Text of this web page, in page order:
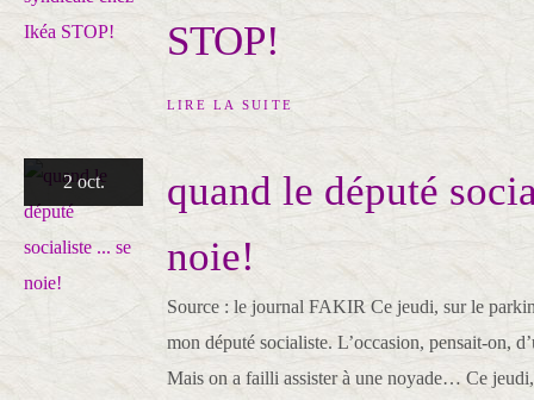
STOP!
LIRE LA SUITE
2 oct.
quand le député
noie!
Source : le journal FAKIR Ce jeudi, sur le
mon député socialiste. L’occasion, pensait-on,
Mais on a failli assister à une noyade… Ce